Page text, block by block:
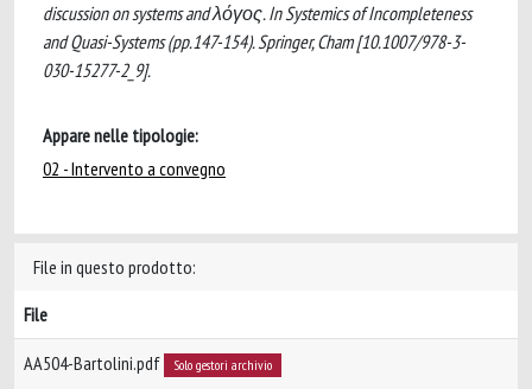
discussion on systems and λόγος. In Systemics of Incompleteness
and Quasi-Systems (pp.147-154). Springer, Cham [10.1007/978-3-
030-15277-2_9].
Appare nelle tipologie:
02 - Intervento a convegno
File in questo prodotto:
File
AA504-Bartolini.pdf Solo gestori archivio